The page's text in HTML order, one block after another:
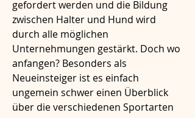
gefordert werden und die Bildung
zwischen Halter und Hund wird
durch alle möglichen
Unternehmungen gestärkt. Doch wo
anfangen? Besonders als
Neueinsteiger ist es einfach
ungemein schwer einen Überblick
über die verschiedenen Sportarten